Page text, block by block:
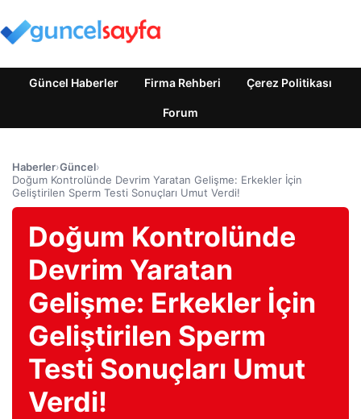
Güncel Haberler Firma Rehberi Çerez Politikası
Forum
Haberler›Güncel›
Doğum Kontrolünde Devrim Yaratan Gelişme: Erkekler İçin
Geliştirilen Sperm Testi Sonuçları Umut Verdi!
Doğum Kontrolünde
Devrim Yaratan
Gelişme: Erkekler İçin
Geliştirilen Sperm
Testi Sonuçları Umut
Verdi!